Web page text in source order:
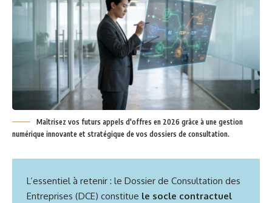
Maîtrisez vos futurs appels d'offres en 2026 grâce à une gestion
numérique innovante et stratégique de vos dossiers de consultation.
L’essentiel à retenir : le Dossier de Consultation des
Entreprises (DCE) constitue le socle contractuel